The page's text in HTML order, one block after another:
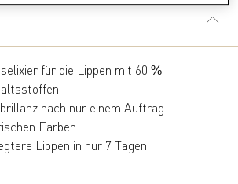
für die Lippen mit 60 %
nach nur einem Auftrag.
Farben.
Lippen in nur 7 Tagen.